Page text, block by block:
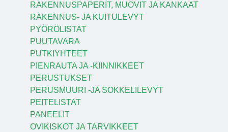
RAKENNUSPAPERIT, MUOVIT JA KANKAAT
RAKENNUS- JA KUITULEVYT
PYÖRÖLISTAT
PUUTAVARA
PUTKIYHTEET
PIENRAUTA JA -KIINNIKKEET
PERUSTUKSET
PERUSMUURI -JA SOKKELILEVYT
PEITELISTAT
PANEELIT
OVIKISKOT JA TARVIKKEET